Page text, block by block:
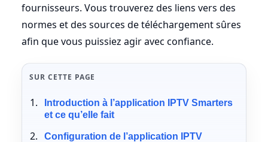
fournisseurs. Vous trouverez des liens vers des
normes et des sources de téléchargement sûres
afin que vous puissiez agir avec confiance.
SUR CETTE PAGE
Introduction à l’application IPTV Smarters
et ce qu’elle fait
Configuration de l’application IPTV